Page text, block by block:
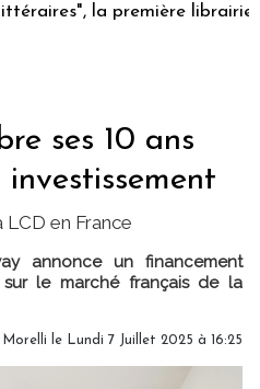
la première librairie du
ses 10 ans
LCD en France
annonce un financement
le marché français de la
Morelli le Lundi 7 Juillet 2025 à 16:25